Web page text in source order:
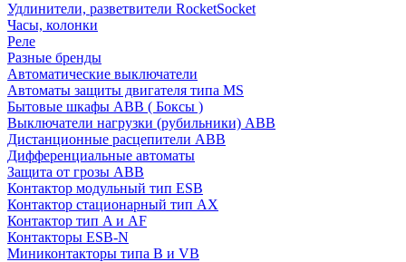
Удлинители, разветвители RocketSocket
Часы, колонки
Реле
Разные бренды
Автоматические выключатели
Автоматы защиты двигателя типа MS
Бытовые шкафы ABB ( Боксы )
Выключатели нагрузки (рубильники) ABB
Дистанционные расцепители ABB
Дифференциальные автоматы
Защита от грозы ABB
Контактор модульный тип ESB
Контактор стационарный тип AX
Контактор тип A и AF
Контакторы ESB-N
Миниконтакторы типа B и VB